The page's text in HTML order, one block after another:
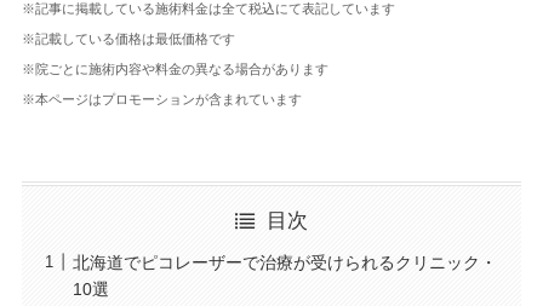
※記事に掲載している施術料金は全て税込にて表記しています
※記載している価格は最低価格です
※院ごとに施術内容や料金の異なる場合があります
※本ページはプロモーションが含まれています
目次
北海道でピコレーザーで治療が受けられるクリニック・
10選